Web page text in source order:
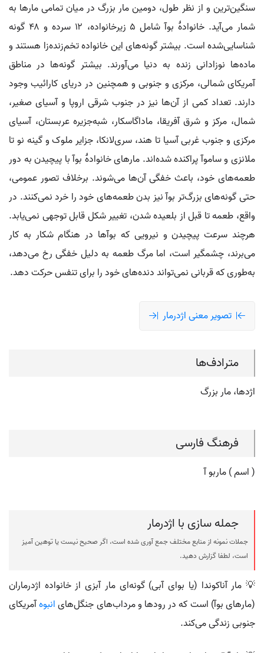
سنگین‌ترین و از نظر طول، دومین مار بزرگ در میان تمامی مارها به
شمار می‌آید. خانوادهٔ بوآ شامل ۵ زیرخانواده، ۱۲ سرده و ۴۸ گونه
شناسایی‌شده است. بیشتر گونه‌های این خانواده تخم‌زنده‌زا هستند و
ماده‌ها نوزادانی زنده به دنیا می‌آورند. بیشتر گونه‌ها در مناطق
آمریکای شمالی، مرکزی و جنوبی و همچنین در دریای کارائیب وجود
دارند. تعداد کمی از آن‌ها نیز در جنوب شرقی اروپا و آسیای صغیر،
شمال، مرکز و شرق آفریقا، ماداگاسکار، شبه‌جزیره عربستان، آسیای
مرکزی و جنوب غربی آسیا تا هند، سری‌لانکا، جزایر ملوک و گینه نو تا
ملانزی و ساموآ پراکنده شده‌اند. مارهای خانوادهٔ بوآ با پیچیدن به دور
طعمه‌های خود، باعث خفگی آن‌ها می‌شوند. برخلاف تصور عمومی،
حتی گونه‌های بزرگ‌تر بوآ نیز بدن طعمه‌های خود را خرد نمی‌کنند. در
واقع، طعمه تا قبل از بلعیده شدن، تغییر شکل قابل توجهی نمی‌یابد.
هرچند سرعت پیچیدن و نیرویی که بوآها در هنگام شکار به کار
می‌برند، چشمگیر است، اما مرگ طعمه به دلیل خفگی رخ می‌دهد،
به‌طوری که قربانی نمی‌تواند دنده‌های خود را برای تنفس حرکت دهد.
تصویر معنی اژدرمار
مترادف‌ها
اژدها، مار بزرگ
فرهنگ فارسی
( اسم ) ماربو آ
جمله سازی با اژدرمار
جملات نمونه از منابع مختلف جمع آوری شده است، اگر صحیح نیست یا توهین آمیز
است، لطفا گزارش دهید.
💡 مار آناکوندا (یا بوای آبی) گونه‌ای مار آبزی از خانواده اژدرماران
(مارهای بوآ) است که در رودها و مرداب‌های جنگل‌هایانبوهآمریکای
جنوبی زندگی می‌کند.